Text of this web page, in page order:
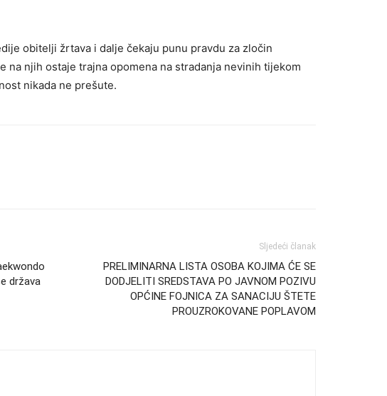
obitelji žrtava i dalje čekaju punu pravdu za zločin
na njih ostaje trajna opomena na stradanja nevinih tijekom
nikada ne prešute.
država
Sljedeći članak
PRELIMINARNA LISTA OSOBA KOJIMA ĆE SE
DODJELITI SREDSTAVA PO JAVNOM POZIVU
OPĆINE FOJNICA ZA SANACIJU ŠTETE
PROUZROKOVANE POPLAVOM